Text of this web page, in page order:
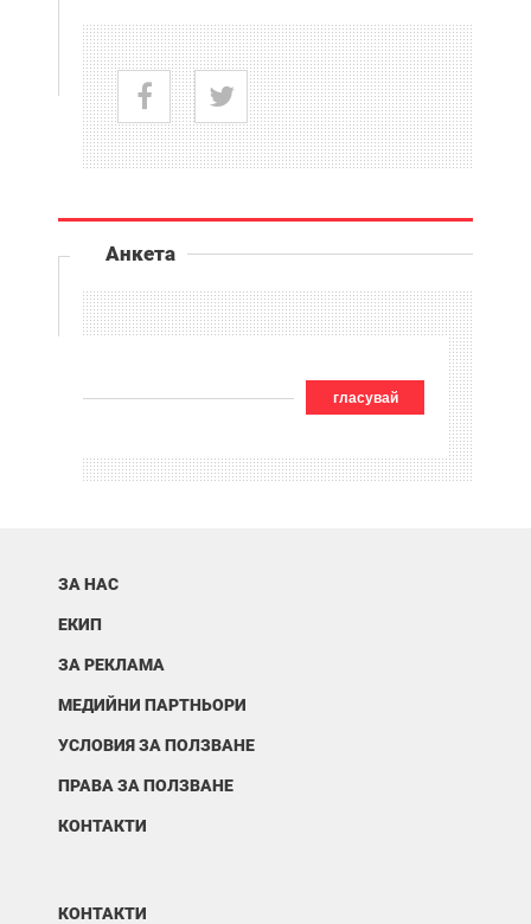
Анкета
гласувай
ЗА НАС
ЕКИП
ЗА РЕКЛАМА
МЕДИЙНИ ПАРТНЬОРИ
УСЛОВИЯ ЗА ПОЛЗВАНЕ
ПРАВА ЗА ПОЛЗВАНЕ
КОНТАКТИ
КОНТАКТИ